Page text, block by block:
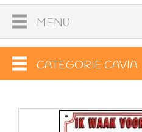
MENU
CATEGORIE CAVIA